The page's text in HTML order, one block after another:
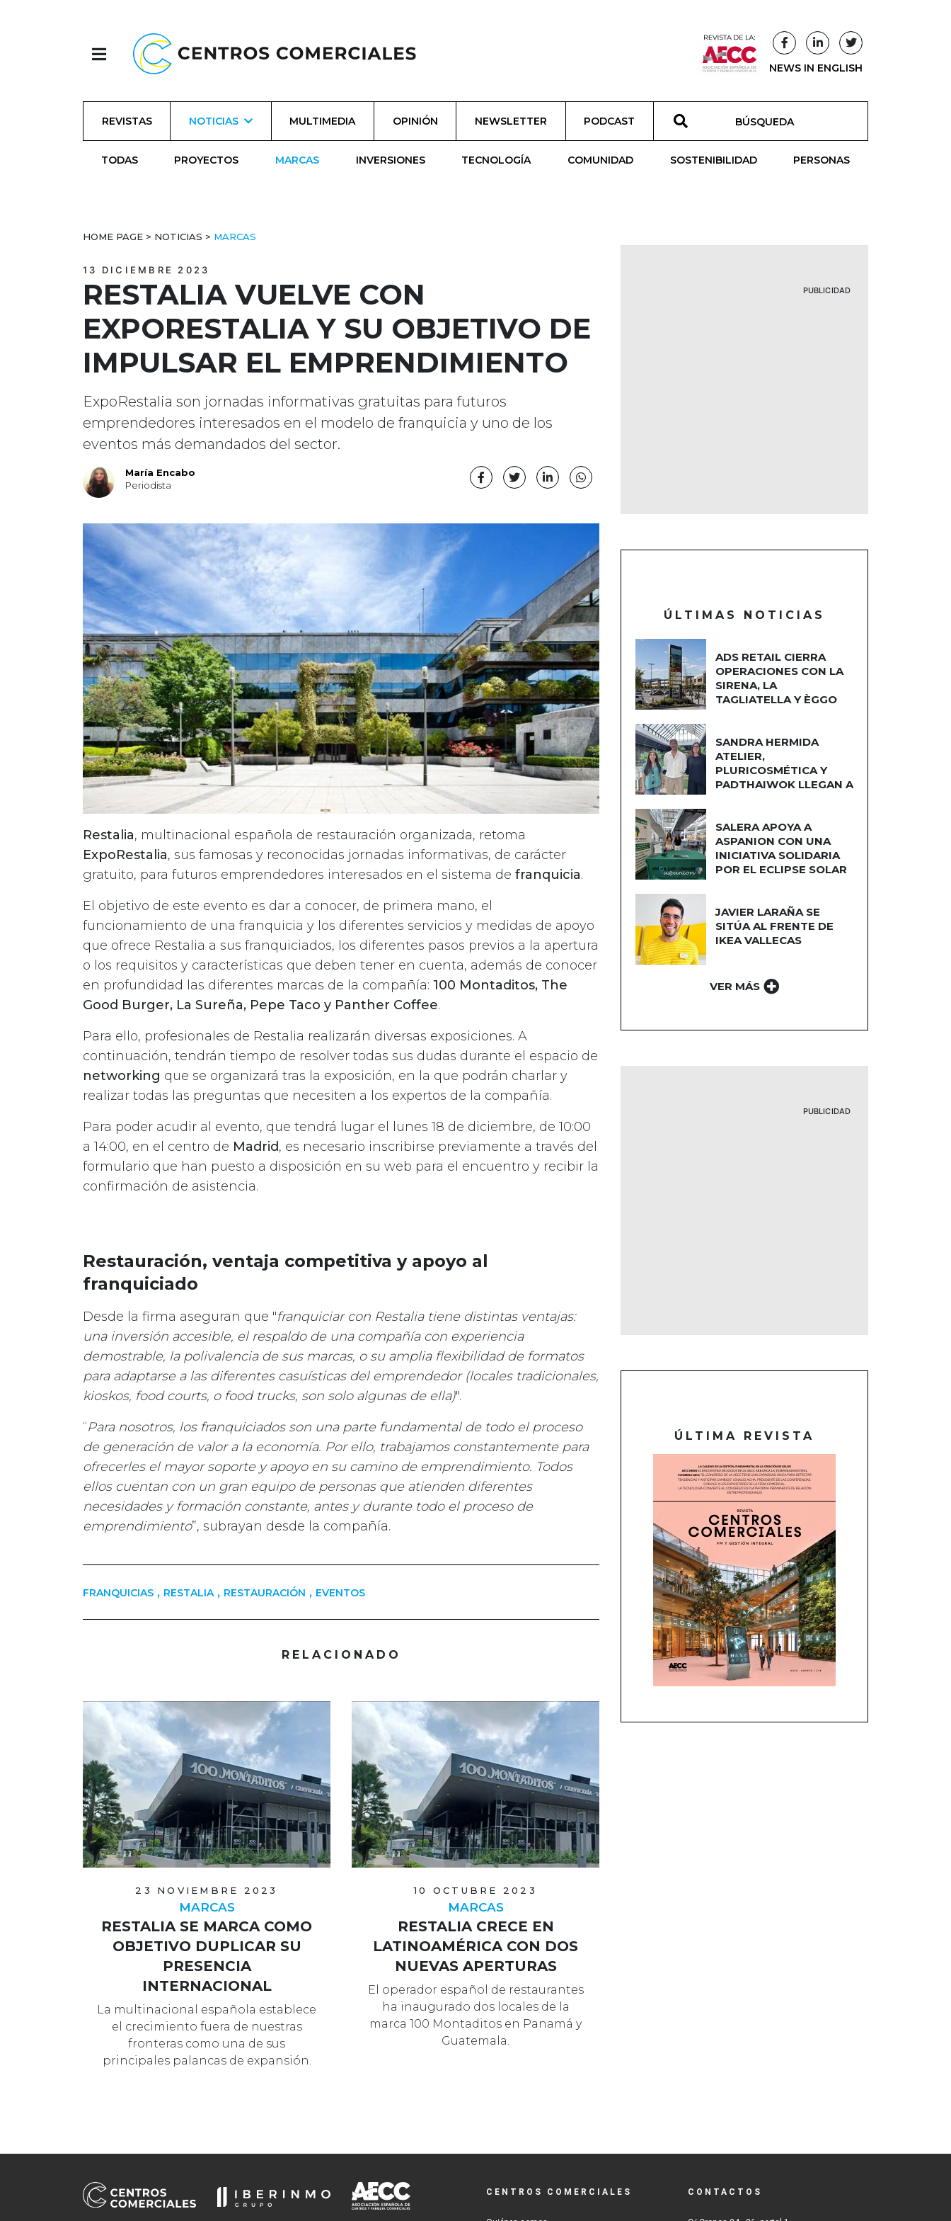
NEWS IN ENGLISH
REVISTAS NOTICIAS MULTIMEDIA OPINIÓN NEWSLETTER PODCAST
TODAS PROYECTOS MARCAS INVERSIONES TECNOLOGÍA COMUNIDAD SOSTENIBILIDAD PERSONAS
HOME PAGE > NOTICIAS > MARCAS
13 DICIEMBRE 2023
RESTALIA VUELVE CON
EXPORESTALIA Y SU OBJETIVO DE
IMPULSAR EL EMPRENDIMIENTO
ExpoRestalia son jornadas informativas gratuitas para futuros
emprendedores interesados en el modelo de franquicia y uno de los
eventos más demandados del sector.
María Encabo
Periodista
Restalia, multinacional española de restauración organizada, retoma
ExpoRestalia, sus famosas y reconocidas jornadas informativas, de carácter
gratuito, para futuros emprendedores interesados en el sistema de franquicia.
El objetivo de este evento es dar a conocer, de primera mano, el
funcionamiento de una franquicia y los diferentes servicios y medidas de apoyo
que ofrece Restalia a sus franquiciados, los diferentes pasos previos a la apertura
o los requisitos y características que deben tener en cuenta, además de conocer
en profundidad las diferentes marcas de la compañía: 100 Montaditos, The
Good Burger, La Sureña, Pepe Taco y Panther Coffee.
Para ello, profesionales de Restalia realizarán diversas exposiciones. A
continuación, tendrán tiempo de resolver todas sus dudas durante el espacio de
networking que se organizará tras la exposición, en la que podrán charlar y
realizar todas las preguntas que necesiten a los expertos de la compañía.
Para poder acudir al evento, que tendrá lugar el lunes 18 de diciembre, de 10:00
a 14:00, en el centro de Madrid, es necesario inscribirse previamente a través del
formulario que han puesto a disposición en su web para el encuentro y recibir la
confirmación de asistencia.
Restauración, ventaja competitiva y apoyo al
franquiciado
Desde la firma aseguran que "franquiciar con Restalia tiene distintas ventajas:
una inversión accesible, el respaldo de una compañía con experiencia
demostrable, la polivalencia de sus marcas, o su amplia flexibilidad de formatos
para adaptarse a las diferentes casuísticas del emprendedor (locales tradicionales,
kioskos, food courts, o food trucks, son solo algunas de ella)".
“Para nosotros, los franquiciados son una parte fundamental de todo el proceso
de generación de valor a la economía. Por ello, trabajamos constantemente para
ofrecerles el mayor soporte y apoyo en su camino de emprendimiento. Todos
ellos cuentan con un gran equipo de personas que atienden diferentes
necesidades y formación constante, antes y durante todo el proceso de
emprendimiento”, subrayan desde la compañía.
FRANQUICIAS , RESTALIA , RESTAURACIÓN , EVENTOS
RELACIONADO
23 NOVIEMBRE 2023
MARCAS
RESTALIA SE MARCA COMO
OBJETIVO DUPLICAR SU
PRESENCIA
INTERNACIONAL
La multinacional española establece
el crecimiento fuera de nuestras
fronteras como una de sus
principales palancas de expansión.
10 OCTUBRE 2023
MARCAS
RESTALIA CRECE EN
LATINOAMÉRICA CON DOS
NUEVAS APERTURAS
El operador español de restaurantes
ha inaugurado dos locales de la
marca 100 Montaditos en Panamá y
Guatemala.
PUBLICIDAD
ÚLTIMAS NOTICIAS
ADS RETAIL CIERRA
OPERACIONES CON LA
SIRENA, LA
TAGLIATELLA Y ÈGGO
SANDRA HERMIDA
ATELIER,
PLURICOSMÉTICA Y
PADTHAIWOK LLEGAN A
SALERA APOYA A
ASPANION CON UNA
INICIATIVA SOLIDARIA
POR EL ECLIPSE SOLAR
JAVIER LARAÑA SE
SITÚA AL FRENTE DE
IKEA VALLECAS
VER MÁS
PUBLICIDAD
ÚLTIMA REVISTA
CENTROS COMERCIALES CONTACTOS